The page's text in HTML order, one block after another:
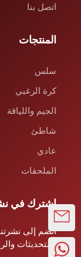
اتصل بنا
المنتجات
سلس
كرة الرغبي
الجيم واللياقة
شاطئ
عادي
الملحقات
اشترك في
انضم إلى
والتحديثات